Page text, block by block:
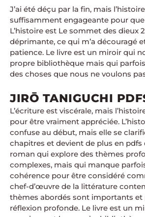
J’ai été déçu par la fin, mais
suffisamment engageante pour
L’histoire est Le sommet des dieux
déprimante, ce qui m’a découragé
patience. Le livre est un miroir qui
propre bibliothèque mais qui
des choses que nous ne voulons
JIRŌ TANIGUCHI
L’écriture est viscérale, mais
pour être vraiment appréciée.
confuse au début, mais elle se
chapitres et devient de plus en pdfs
roman qui explore des thèmes
complexes, mais qui manque
cohérence pour être considéré
chef-d’œuvre de la littérature
thèmes abordés sont importants
réflexion profonde. Le livre est un